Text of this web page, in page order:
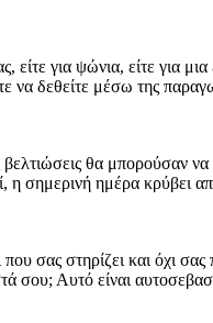
για ψώνια, είτε για
να δεθείτε μέσω της
θα μπορούσαν
η σημερινή ημέρα κρύβει
σας στηρίζει και όχι
σου; Αυτό είναι